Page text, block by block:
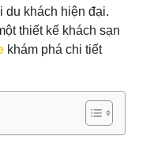
du khách hiện đại.
thiết kế khách sạn
khám phá chi tiết